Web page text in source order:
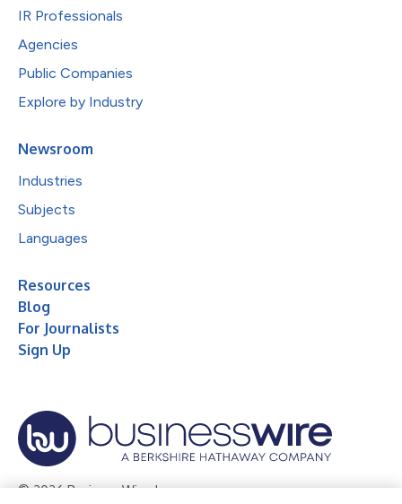
IR Professionals
Agencies
Public Companies
Explore by Industry
Newsroom
Industries
Subjects
Languages
Resources
Blog
For Journalists
Sign Up
© 2026 Business Wire, Inc.